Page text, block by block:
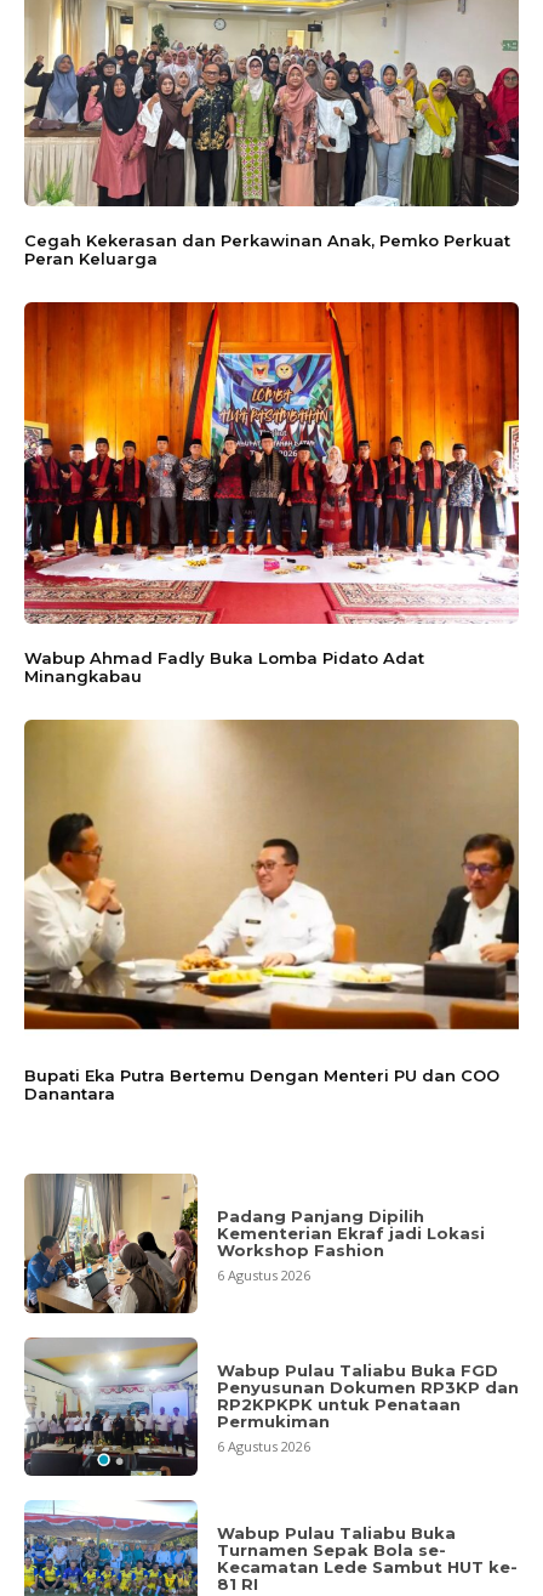
Cegah Kekerasan dan Perkawinan Anak, Pemko Perkuat
Peran Keluarga
Wabup Ahmad Fadly Buka Lomba Pidato Adat
Minangkabau
Bupati Eka Putra Bertemu Dengan Menteri PU dan COO
Danantara
Padang Panjang Dipilih
Kementerian Ekraf jadi Lokasi
Workshop Fashion
6 Agustus 2026
Wabup Pulau Taliabu Buka FGD
Penyusunan Dokumen RP3KP dan
RP2KPKPK untuk Penataan
Permukiman
6 Agustus 2026
Wabup Pulau Taliabu Buka
Turnamen Sepak Bola se-
Kecamatan Lede Sambut HUT ke-
81 RI